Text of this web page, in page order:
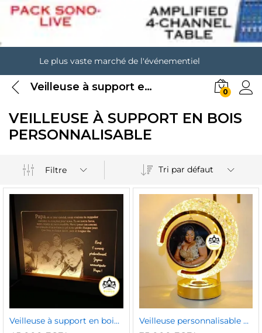
Le plus vaste marché de l'événementiel
Veilleuse à support en bois personnalisable 0
VEILLEUSE À SUPPORT EN BOIS
PERSONNALISABLE
Filtre Tri par défaut
Veilleuse à support en bois (personnalisable avec photo et texte) Veilleuse personnalisable avec photo et texte (2faces)